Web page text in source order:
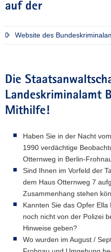
auf der
Website des
Die
Landeskriminalamt
Mithilfe!
Haben Sie in der Nacht
1990 verdächtige
Otternweg in Berlin-
Sind Ihnen im Vorfeld der
dem Haus Otternweg 7
Zusammenhang stehen
Kannten Sie das Opfer
noch nicht von der Polizei
Hinweise geben?
Wo wurden im August /